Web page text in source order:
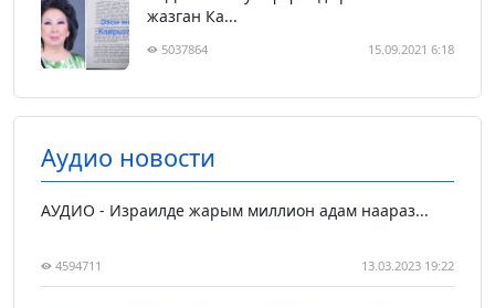
жазган Ка...
5037864 15.09.2021 6:18
Аудио новости
АУДИО - Израилде жарым миллион адам наараз...
4594711 13.03.2023 19:22